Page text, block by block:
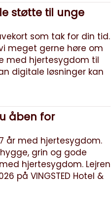
støtte til unge
som tak for din tid.
meget gerne høre om
med hjertesygdom til
digitale løsninger kan
åben for
år med hjertesygdom.
grin og gode
hjertesygdom. Lejren
på VINGSTED Hotel &